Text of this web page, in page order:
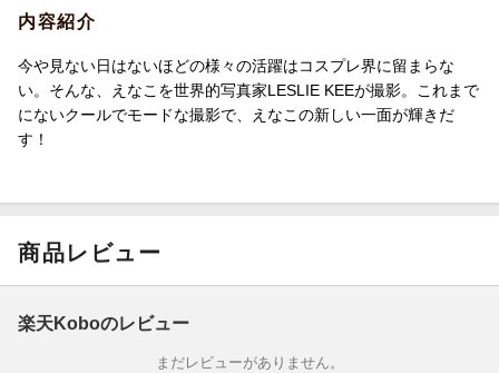
内容紹介
今や見ない日はないほどの様々の活躍はコスプレ界に留まらな
い。そんな、えなこを世界的写真家LESLIE KEEが撮影。これまで
にないクールでモードな撮影で、えなこの新しい一面が輝きだ
す！
商品レビュー
楽天Koboのレビュー
まだレビューがありません。